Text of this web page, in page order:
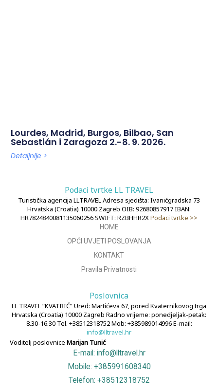
Lourdes, Madrid, Burgos, Bilbao, San
Sebastián i Zaragoza 2.-8. 9. 2026.
Detaljnije >
Podaci tvrtke LL TRAVEL
Turistička agencija LLTRAVEL Adresa sjedišta: Ivanićgradska 73
Hrvatska (Croatia) 10000 Zagreb OIB: 92680857917 IBAN:
HR7824840081135060256 SWIFT: RZBHHR2XPodaci tvrtke >>
HOME
OPĆI UVJETI POSLOVANJA
KONTAKT
Pravila Privatnosti
Poslovnica
LL TRAVEL “KVATRIĆ” Ured: Martićeva 67, pored Kvaternikovog trga
Hrvatska (Croatia) 10000 Zagreb Radno vrijeme: ponedjeljak-petak:
8.30-16.30 Tel. +38512318752 Mob: +385989014996 E-mail:
info@lltravel.hr
Voditelj poslovnice Marijan Tunić
E-mail: info@lltravel.hr
Mobile: +385991608340
Telefon: +38512318752